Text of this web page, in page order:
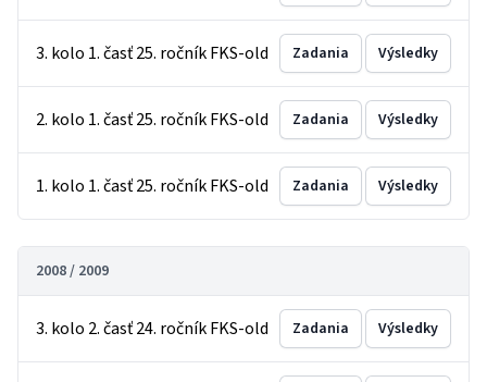
3. kolo 1. časť 25. ročník FKS-old Zadania Výsledky
2. kolo 1. časť 25. ročník FKS-old Zadania Výsledky
1. kolo 1. časť 25. ročník FKS-old Zadania Výsledky
2008 / 2009
3. kolo 2. časť 24. ročník FKS-old Zadania Výsledky